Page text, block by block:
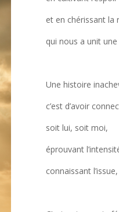
et en chérissant la
qui nous a unit
Une histoire
c’est d’avoir
soit lui, soit moi,
éprouvant
connaissant